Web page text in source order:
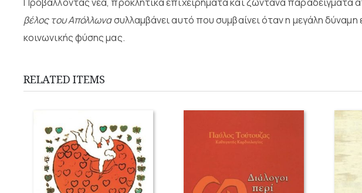
βέλος του Απόλλωνασυλλαμβάνει αυτό που συμβαίνει όταν η μεγάλη
κοινωνικής φύσης μας.
RELATED ITEMS